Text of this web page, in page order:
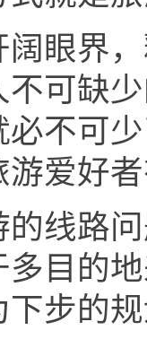
眼界
可缺
不可
爱好
线路
目的
步的